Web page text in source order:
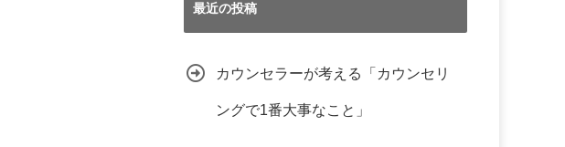
最近の投稿
カウンセラーが考える「カウンセリ
ングで1番大事なこと」